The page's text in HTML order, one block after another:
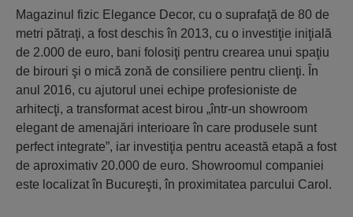
Magazinul fizic Elegance Decor, cu o suprafaţă de 80 de
metri pătraţi, a fost deschis în 2013, cu o investiţie iniţială
de 2.000 de euro, bani folosiţi pentru crearea unui spaţiu
de birouri şi o mică zonă de consiliere pentru clienţi. În
anul 2016, cu ajutorul unei echipe profesioniste de
arhitecţi, a transformat acest birou „într-un showroom
elegant de amenajări interioare în care produsele sunt
perfect integrate”, iar investiţia pentru această etapă a fost
de aproximativ 20.000 de euro. Showroomul companiei
este localizat în Bucureşti, în proximitatea parcului Carol.